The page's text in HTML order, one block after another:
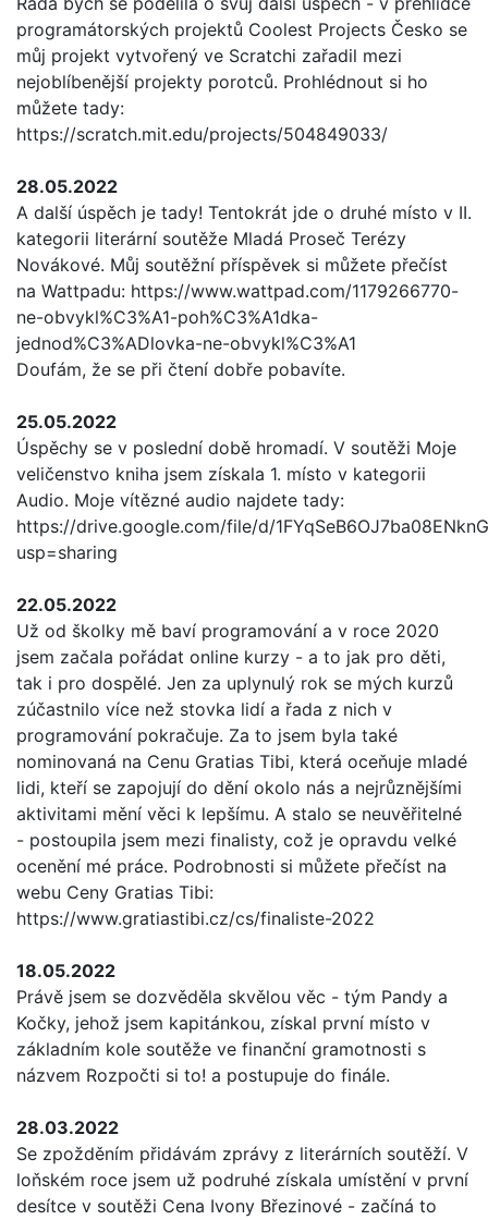
programátorských projektů Coolest Projects Česko se
můj projekt vytvořený ve Scratchi zařadil mezi
nejoblíbenější projekty porotců. Prohlédnout si ho
můžete tady:
https://scratch.mit.edu/projects/504849033/
28.05.2022
A další úspěch je tady! Tentokrát jde o druhé místo v II.
kategorii literární soutěže Mladá Proseč Terézy
Novákové. Můj soutěžní příspěvek si můžete přečíst
na Wattpadu: https://www.wattpad.com/1179266770-
ne-obvykl%C3%A1-poh%C3%A1dka-
jednod%C3%ADlovka-ne-obvykl%C3%A1
Doufám, že se při čtení dobře pobavíte.
25.05.2022
Úspěchy se v poslední době hromadí. V soutěži Moje
veličenstvo kniha jsem získala 1. místo v kategorii
Audio. Moje vítězné audio najdete tady:
https://drive.google.com/file/d/
usp=sharing
22.05.2022
Už od školky mě baví programování a v roce 2020
jsem začala pořádat online kurzy - a to jak pro děti,
tak i pro dospělé. Jen za uplynulý rok se mých kurzů
zúčastnilo více než stovka lidí a řada z nich v
programování pokračuje. Za to jsem byla také
nominovaná na Cenu Gratias Tibi, která oceňuje mladé
lidi, kteří se zapojují do dění okolo nás a nejrůznějšími
aktivitami mění věci k lepšímu. A stalo se neuvěřitelné
- postoupila jsem mezi finalisty, což je opravdu velké
ocenění mé práce. Podrobnosti si můžete přečíst na
webu Ceny Gratias Tibi:
https://www.gratiastibi.cz/cs/finaliste-2022
18.05.2022
Právě jsem se dozvěděla skvělou věc - tým Pandy a
Kočky, jehož jsem kapitánkou, získal první místo v
základním kole soutěže ve finanční gramotnosti s
názvem Rozpočti si to! a postupuje do finále.
28.03.2022
Se zpožděním přidávám zprávy z literárních soutěží. V
loňském roce jsem už podruhé získala umístění v první
desítce v soutěži Cena Ivony Březinové - začíná to